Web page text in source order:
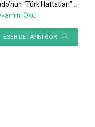
“Türk Hattatları”
Oku
ESER DETAYINI GÖR